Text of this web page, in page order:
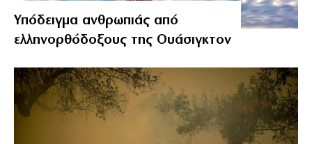
Υπόδειγμα ανθρωπιάς από
ελληνορθόδοξους της Ουάσιγκτον